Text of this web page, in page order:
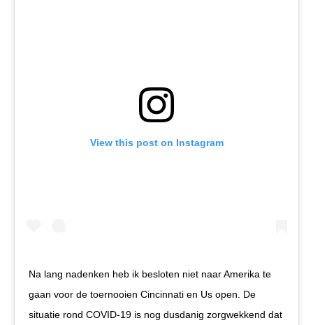
View this post on Instagram
Na lang nadenken heb ik besloten niet naar Amerika te
gaan voor de toernooien Cincinnati en Us open. De
situatie rond COVID-19 is nog dusdanig zorgwekkend dat